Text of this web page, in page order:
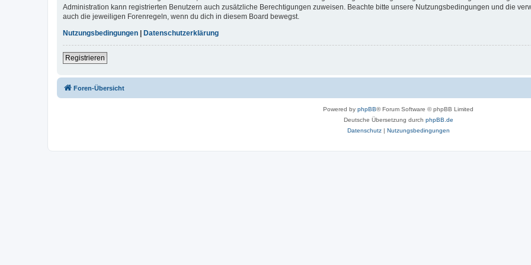
Administration kann registrierten Benutzern auch zusätzliche Berechtigungen zuweisen. Beachte bitte unsere Nutzungsbedingungen und die
auch die jeweiligen Forenregeln, wenn du dich in diesem Board bewegst.
Nutzungsbedingungen
Datenschutzerklärung
Registrieren
Foren-Übersicht
Powered by phpBB® Forum Software © phpBB Limited
Deutsche Übersetzung durch phpBB.de
Datenschutz| Nutzungsbedingungen